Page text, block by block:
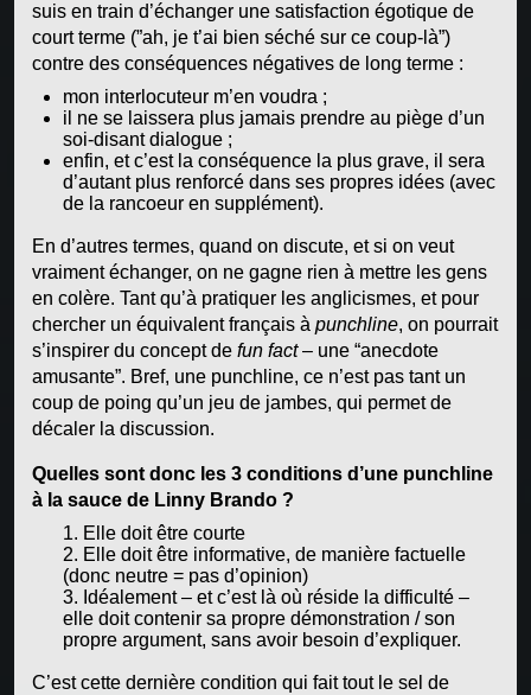
suis en train d’échanger une satisfaction égotique de
court terme (”ah, je t’ai bien séché sur ce coup-là”)
contre des conséquences négatives de long terme :
mon interlocuteur m’en voudra ;
il ne se laissera plus jamais prendre au piège d’un
soi-disant dialogue ;
enfin, et c’est la conséquence la plus grave, il sera
d’autant plus renforcé dans ses propres idées (avec
de la rancoeur en supplément).
En d’autres termes, quand on discute, et si on veut
vraiment échanger, on ne gagne rien à mettre les gens
en colère. Tant qu’à pratiquer les anglicismes, et pour
chercher un équivalent français à punchline, on pourrait
s’inspirer du concept de fun fact– une “anecdote
amusante”. Bref, une punchline, ce n’est pas tant un
coup de poing qu’un jeu de jambes, qui permet de
décaler la discussion.
Quelles sont donc les 3 conditions d’une punchline
à la sauce de Linny Brando ?
Elle doit être courte
Elle doit être informative, de manière factuelle
(donc neutre = pas d’opinion)
Idéalement – et c’est là où réside la difficulté –
elle doit contenir sa propre démonstration / son
propre argument, sans avoir besoin d’expliquer.
C’est cette dernière condition qui fait tout le sel de